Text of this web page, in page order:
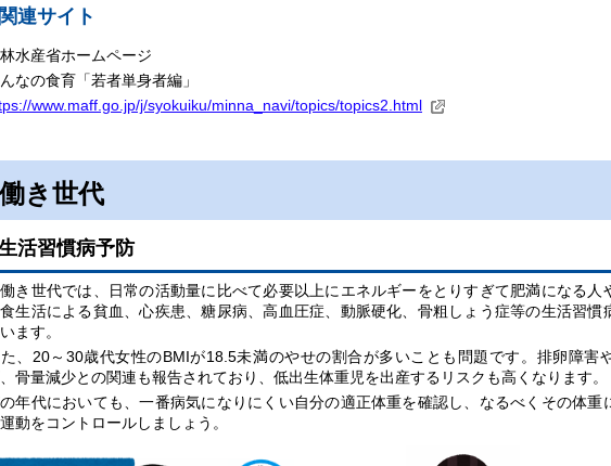
関連サイト
水産省ホームページ
なの食育「若者単身者編」
www.maff.go.jp/j/syokuiku/minna_navi/topics/topics2.html
働き世代
活習慣病予防
き世代では、日常の活動量に比べて必要以上にエネルギーをとりすぎて肥満になる人
生活による貧血、心疾患、糖尿病、高血圧症、動脈硬化、骨粗しょう症等の生活習慣
ます。
た、20～30歳代女性のBMIが18.5未満のやせの割合が多いことも問題です。排卵障害
骨量減少との関連も報告されており、低出生体重児を出産するリスクも高くなります。
年代においても、一番病気になりにくい自分の適正体重を確認し、なるべくその体重
動をコントロールしましょう。